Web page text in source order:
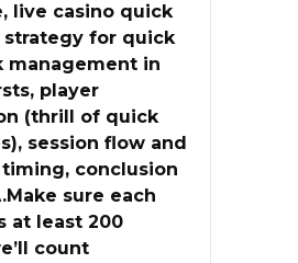
live casino quick
strategy for quick
management in
player
(thrill of quick
session flow and
conclusion
sure each
at least 200
count